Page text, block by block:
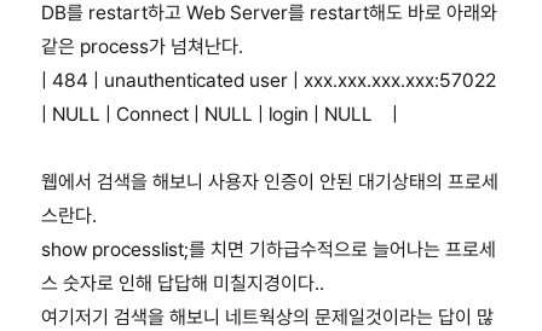
DB를 restart하고 Web Server를 restart해도 바로 아래와
같은 process가 넘쳐난다.
| 484 | unauthenticated user | xxx.xxx.xxx.xxx:57022
| NULL | Connect | NULL | login | NULL |
웹에서 검색을 해보니 사용자 인증이 안된 대기상태의 프로세
스란다.
show processlist;를 치면 기하급수적으로 늘어나는 프로세
스 숫자로 인해 답답해 미칠지경이다..
여기저기 검색을 해보니 네트웍상의 문제일것이라는 답이 많